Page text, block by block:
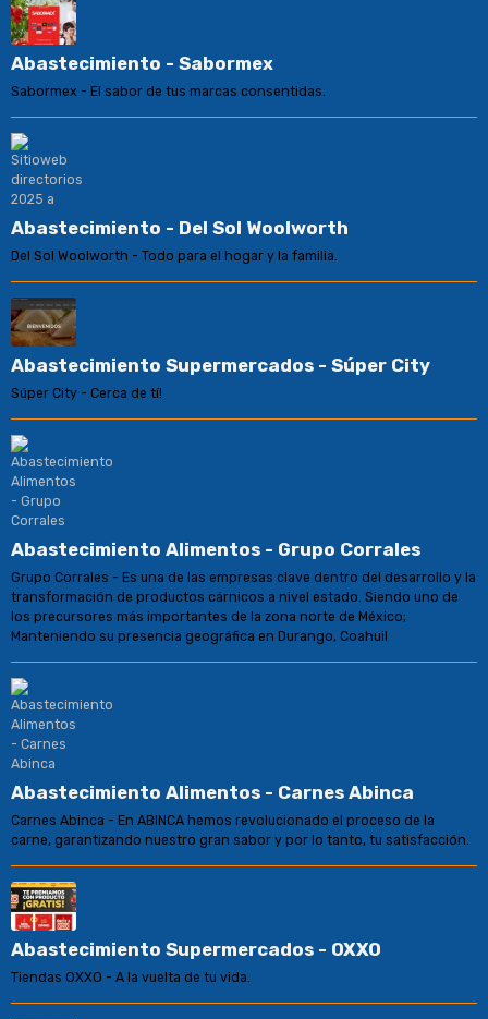
Abastecimiento - Sabormex
Sabormex - El sabor de tus marcas consentidas.
Abastecimiento - Del Sol Woolworth
Del Sol Woolworth - Todo para el hogar y la familia.
Abastecimiento Supermercados - Súper City
Súper City - Cerca de tí!
Abastecimiento Alimentos - Grupo Corrales
Grupo Corrales - Es una de las empresas clave dentro del desarrollo y la
transformación de productos cárnicos a nivel estado. Siendo uno de
los precursores más importantes de la zona norte de México;
Manteniendo su presencia geográfica en Durango, Coahuil
Abastecimiento Alimentos - Carnes Abinca
Carnes Abinca - En ABINCA hemos revolucionado el proceso de la
carne, garantizando nuestro gran sabor y por lo tanto, tu satisfacción.
Abastecimiento Supermercados - OXXO
Tiendas OXXO - A la vuelta de tu vida.